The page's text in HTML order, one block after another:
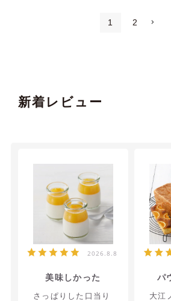
1 2
新着レビュー
2026.8.8
美味しかった
さっぱりした口当り
パ
大江